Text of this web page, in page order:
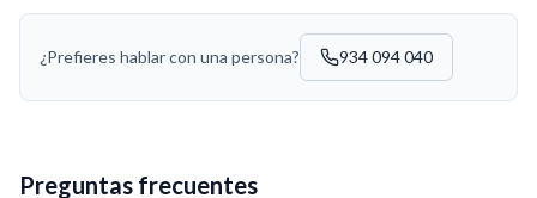
¿Prefieres hablar con una persona? 934 094 040
Preguntas frecuentes